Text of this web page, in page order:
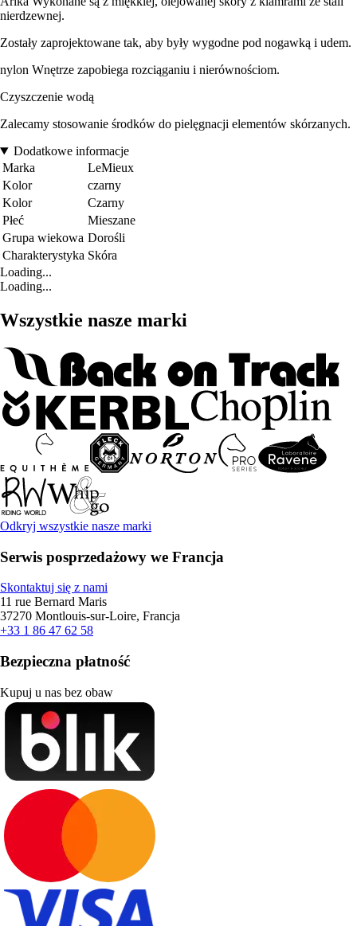
nierdzewnej.
Zostały zaprojektowane tak, aby były wygodne pod nogawką i udem.
nylon Wnętrze zapobiega rozciąganiu i nierównościom.
Czyszczenie wodą
Zalecamy stosowanie środków do pielęgnacji elementów skórzanych.
Dodatkowe informacje
Marka
LeMieux
Kolor
czarny
Kolor
Czarny
Płeć
Mieszane
Grupa wiekowa Dorośli
Charakterystyka Skóra
Loading...
Loading...
Wszystkie nasze marki
Odkryj wszystkie nasze marki
Serwis posprzedażowy we Francja
Skontaktuj się z nami
11 rue Bernard Maris
37270 Montlouis-sur-Loire, Francja
+33 1 86 47 62 58
Bezpieczna płatność
Kupuj u nas bez obaw